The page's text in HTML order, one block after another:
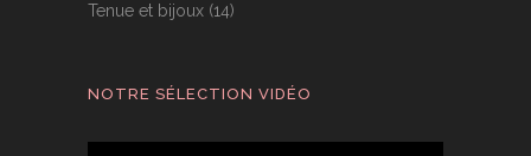
Tenue et bijoux (14)
NOTRE SÉLECTION VIDÉO